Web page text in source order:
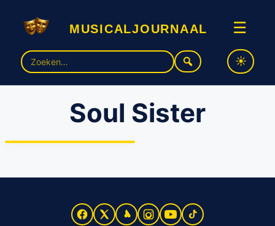
musicaljournaal ☰
Zoek
naar:
Soul Sister
Casey Francisco in
soulformatie Soul Sisters